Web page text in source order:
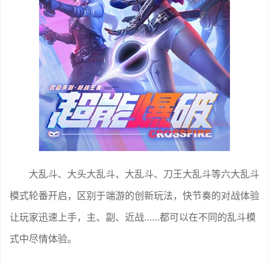
大乱斗、大头大乱斗、大乱斗、刀王大乱斗等六大乱斗
模式轮番开启，区别于端游的创新玩法，快节奏的对战体验
让玩家迅速上手，主、副、近战……都可以在不同的乱斗模
式中尽情体验。